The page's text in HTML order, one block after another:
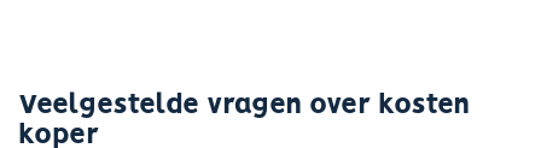
Veelgestelde vragen over kosten
koper